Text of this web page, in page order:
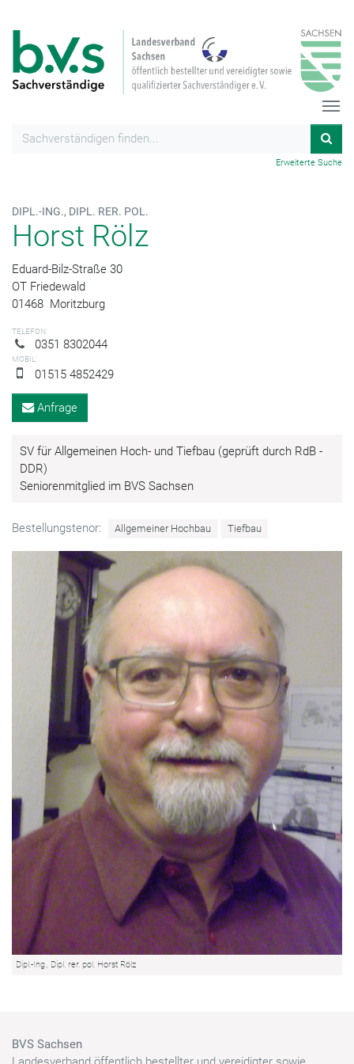
Erweiterte Suche
DIPL.-ING., DIPL. RER. POL.
Horst Rölz
Eduard-Bilz-Straße 30
OT Friedewald
01468 Moritzburg
TELEFON:
0351 8302044
MOBIL:
01515 4852429
Anfrage
SV für Allgemeinen Hoch- und Tiefbau (geprüft durch RdB -
DDR)
Seniorenmitglied im BVS Sachsen
Bestellungstenor: Allgemeiner Hochbau Tiefbau
Dipl.-Ing., Dipl. rer. pol. Horst Rölz
BVS Sachsen